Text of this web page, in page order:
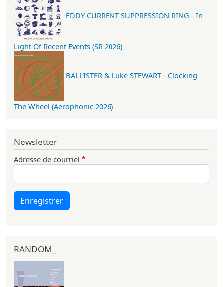
EDDY CURRENT SUPPRESSION RING - In
Light Of Recent Events (SR 2026)
BALLISTER & Luke STEWART - Clocking
The Wheel (Aerophonic 2026)
Newsletter
Adresse de courriel
Enregistrer
RANDOM_